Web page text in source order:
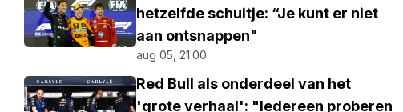
hetzelfde schuitje: “Je kunt er niet
aan ontsnappen"
aug 05, 21:00
Red Bull als onderdeel van het
'grote verhaal': "Iedereen proberen